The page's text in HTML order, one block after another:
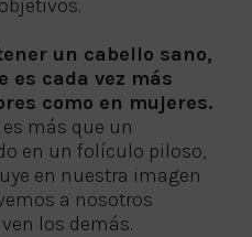
un cabello sano,
es cada vez más
como en mujeres.
más que un
en un folículo piloso,
en nuestra imagen
a nosotros
los demás.